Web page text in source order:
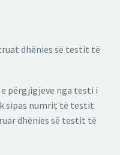
dhënies së testit të
përgjigjeve nga testi i
sipas numrit të testit
dhënies së testit të